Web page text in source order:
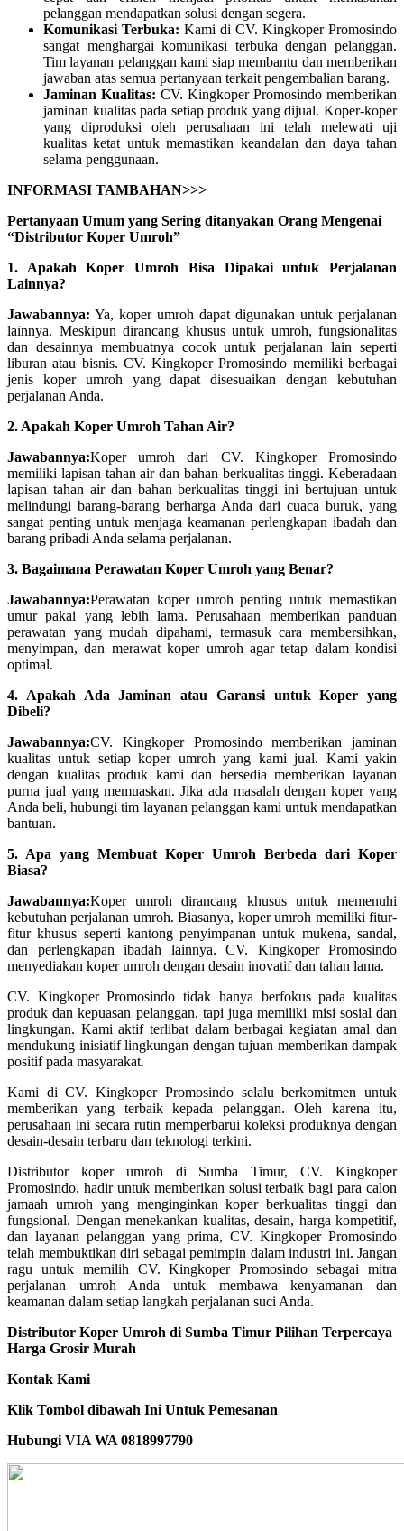
pelanggan mendapatkan solusi dengan segera.
Komunikasi Terbuka: Kami di CV. Kingkoper Promosindo
sangat menghargai komunikasi terbuka dengan pelanggan.
Tim layanan pelanggan kami siap membantu dan memberikan
jawaban atas semua pertanyaan terkait pengembalian barang.
Jaminan Kualitas: CV. Kingkoper Promosindo memberikan
jaminan kualitas pada setiap produk yang dijual. Koper-koper
yang diproduksi oleh perusahaan ini telah melewati uji
kualitas ketat untuk memastikan keandalan dan daya tahan
selama penggunaan.
INFORMASI TAMBAHAN>>>
Pertanyaan Umum yang Sering ditanyakan Orang Mengenai
“Distributor Koper Umroh”
1. Apakah Koper Umroh Bisa Dipakai untuk Perjalanan
Lainnya?
Jawabannya: Ya, koper umroh dapat digunakan untuk perjalanan
lainnya. Meskipun dirancang khusus untuk umroh, fungsionalitas
dan desainnya membuatnya cocok untuk perjalanan lain seperti
liburan atau bisnis. CV. Kingkoper Promosindo memiliki berbagai
jenis koper umroh yang dapat disesuaikan dengan kebutuhan
perjalanan Anda.
2. Apakah Koper Umroh Tahan Air?
Jawabannya:Koper umroh dari CV. Kingkoper Promosindo
memiliki lapisan tahan air dan bahan berkualitas tinggi. Keberadaan
lapisan tahan air dan bahan berkualitas tinggi ini bertujuan untuk
melindungi barang-barang berharga Anda dari cuaca buruk, yang
sangat penting untuk menjaga keamanan perlengkapan ibadah dan
barang pribadi Anda selama perjalanan.
3. Bagaimana Perawatan Koper Umroh yang Benar?
Jawabannya:Perawatan koper umroh penting untuk memastikan
umur pakai yang lebih lama. Perusahaan memberikan panduan
perawatan yang mudah dipahami, termasuk cara membersihkan,
menyimpan, dan merawat koper umroh agar tetap dalam kondisi
optimal.
4. Apakah Ada Jaminan atau Garansi untuk Koper yang
Dibeli?
Jawabannya:CV. Kingkoper Promosindo memberikan jaminan
kualitas untuk setiap koper umroh yang kami jual. Kami yakin
dengan kualitas produk kami dan bersedia memberikan layanan
purna jual yang memuaskan. Jika ada masalah dengan koper yang
Anda beli, hubungi tim layanan pelanggan kami untuk mendapatkan
bantuan.
5. Apa yang Membuat Koper Umroh Berbeda dari Koper
Biasa?
Jawabannya:Koper umroh dirancang khusus untuk memenuhi
kebutuhan perjalanan umroh. Biasanya, koper umroh memiliki fitur-
fitur khusus seperti kantong penyimpanan untuk mukena, sandal,
dan perlengkapan ibadah lainnya. CV. Kingkoper Promosindo
menyediakan koper umroh dengan desain inovatif dan tahan lama.
CV. Kingkoper Promosindo tidak hanya berfokus pada kualitas
produk dan kepuasan pelanggan, tapi juga memiliki misi sosial dan
lingkungan. Kami aktif terlibat dalam berbagai kegiatan amal dan
mendukung inisiatif lingkungan dengan tujuan memberikan dampak
positif pada masyarakat.
Kami di CV. Kingkoper Promosindo selalu berkomitmen untuk
memberikan yang terbaik kepada pelanggan. Oleh karena itu,
perusahaan ini secara rutin memperbarui koleksi produknya dengan
desain-desain terbaru dan teknologi terkini.
Distributor koper umroh di Sumba Timur, CV. Kingkoper
Promosindo, hadir untuk memberikan solusi terbaik bagi para calon
jamaah umroh yang menginginkan koper berkualitas tinggi dan
fungsional. Dengan menekankan kualitas, desain, harga kompetitif,
dan layanan pelanggan yang prima, CV. Kingkoper Promosindo
telah membuktikan diri sebagai pemimpin dalam industri ini. Jangan
ragu untuk memilih CV. Kingkoper Promosindo sebagai mitra
perjalanan umroh Anda untuk membawa kenyamanan dan
keamanan dalam setiap langkah perjalanan suci Anda.
Distributor Koper Umroh di Sumba Timur Pilihan Terpercaya
Harga Grosir Murah
Kontak Kami
Klik Tombol dibawah Ini Untuk Pemesanan
Hubungi VIA WA 0818997790